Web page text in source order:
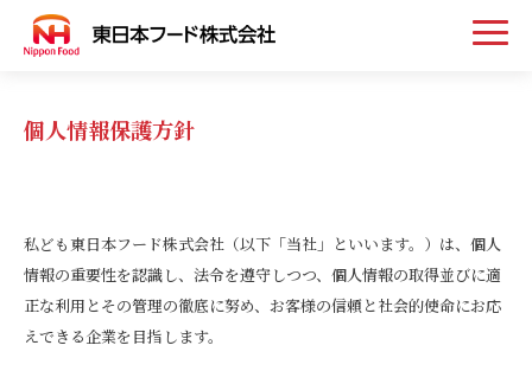
トップ
事業案内
取扱い商品
個人情報保護方針
私ども東日本フード株式会社（以下「当社」といいます。）は、個人
情報の重要性を認識し、法令を遵守しつつ、個人情報の取得並びに適
正な利用とその管理の徹底に努め、お客様の信頼と社会的使命にお応
えできる企業を目指します。